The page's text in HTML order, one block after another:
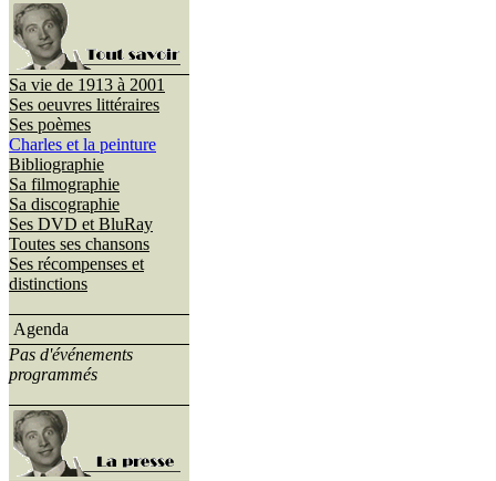
Sa vie de 1913 à 2001
Ses oeuvres littéraires
Ses poèmes
Charles et la peinture
Bibliographie
Sa filmographie
Sa discographie
Ses DVD et BluRay
Toutes ses chansons
Ses récompenses et
distinctions
Agenda
Pas d'événements
programmés